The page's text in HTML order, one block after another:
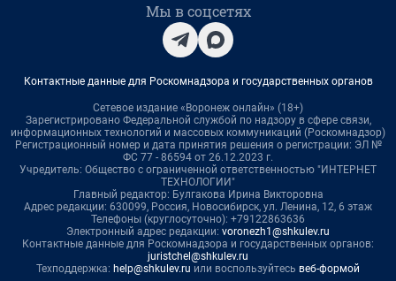
Мы в соцсетях
Контактные данные для Роскомнадзора и государственных органов
Сетевое издание «Воронеж онлайн» (18+)
Зарегистрировано Федеральной службой по надзору в сфере связи,
информационных технологий и массовых коммуникаций (Роскомнадзор)
Регистрационный номер и дата принятия решения о регистрации: ЭЛ №
ФС 77 - 86594 от 26.12.2023 г.
Учредитель: Общество с ограниченной ответственностью "ИНТЕРНЕТ
ТЕХНОЛОГИИ"
Главный редактор: Булгакова Ирина Викторовна
Адрес редакции: 630099, Россия, Новосибирск, ул. Ленина, 12, 6 этаж
Телефоны (круглосуточно): +79122863636
Электронный адрес редакции: voronezh1@shkulev.ru
Контактные данные для Роскомнадзора и государственных органов:
juristchel@shkulev.ru
Техподдержка: help@shkulev.ru или воспользуйтесь веб-формой